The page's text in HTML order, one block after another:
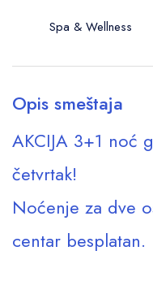
Spa & Wellness
Opis smeštaja
AKCIJA 3+1 noć
četvrtak!
Noćenje za dve
centar besplatan.